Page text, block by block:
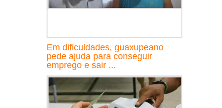
Em dificuldades, guaxupeano
pede ajuda para conseguir
emprego e sair ...